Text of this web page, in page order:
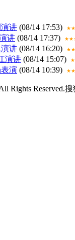
讲 (08/14 17:53)
讲 (08/14 17:37)
讲 (08/14 16:20)
演讲 (08/14 15:07)
演 (08/14 10:39)
Rights Reserved.